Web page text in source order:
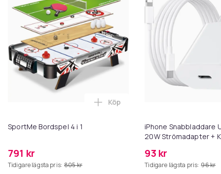
SportMe Bordspel 4 i 1
791 kr
Tidigare lägsta pris: 805 kr
Lägg till SportMe Bordspel 4 i 1
Köp
iPhone Snabbladdare
20W Strömadapter +
93 kr
Tidigare lägsta pris: 96 kr